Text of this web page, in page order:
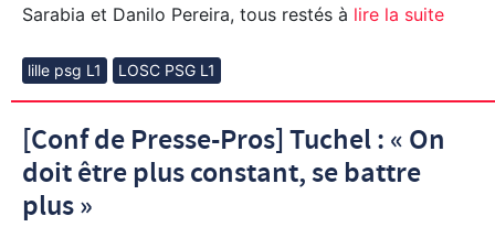
Sarabia et Danilo Pereira, tous restés à lire la suite
lille psg L1 LOSC PSG L1
[Conf de Presse-Pros] Tuchel : « On
doit être plus constant, se battre
plus »